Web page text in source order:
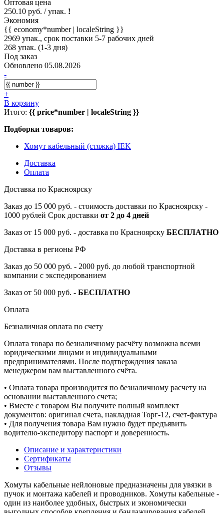
Оптовая цена
250.10 руб. / упак. !
Экономия
{{ economy*number | localeString }}
2969 упак., срок поставки 5-7 рабочих дней
268 упак. (1-3 дня)
Под заказ
Обновлено 05.08.2026
-
+
В корзину
Итого: {{ price*number | localeString }}
Подборки товаров:
Хомут кабельный (стяжка) IEK
Доставка
Оплата
Доставка по Красноярску
Заказ до 15 000 руб. - стоимость доставки по Красноярску -
1000 рублей Срок доставки от 2 до 4 дней
Заказ от 15 000 руб. - доставка по Красноярску БЕСПЛАТНО
Доставка в регионы РФ
Заказ до 50 000 руб. - 2000 руб. до любой транспортной
компании с экспедированием
Заказ от 50 000 руб. - БЕСПЛАТНО
Оплата
Безналичная оплата по счету
Оплата товара по безналичному расчёту возможна всеми
юридическими лицами и индивидуальными
предпринимателями. После подтверждения заказа
менеджером вам выставленного счёта.
• Оплата товара производится по безналичному расчету на
основании выставленного счета;
• Вместе с товаром Вы получите полный комплект
документов: оригинал счета, накладная Торг-12, счет-фактура
• Для получения товара Вам нужно будет предъявить
водителю-экспедитору паспорт и доверенность.
Описание и характеристики
Сертификаты
Отзывы
Хомуты кабельные нейлоновые предназначены для увязки в
пучок и монтажа кабелей и проводников. Хомуты кабельные -
один из наиболее удобных, быстрых и экономически